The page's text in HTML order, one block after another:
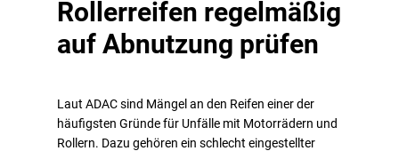
Rollerreifen regelmäßig
auf Abnutzung prüfen
Laut ADAC sind Mängel an den Reifen einer der
häufigsten Gründe für Unfälle mit Motorrädern und
Rollern. Dazu gehören ein schlecht eingestellter